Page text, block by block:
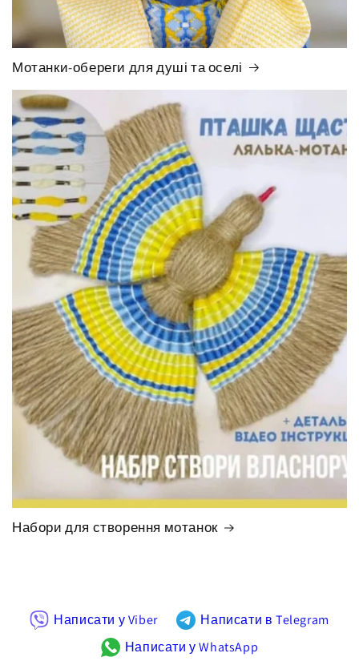
Мотанки-обереги для душі та оселі
Набори для створення мотанок
Написати у Viber
Написати в Telegram
Написати у WhatsApp